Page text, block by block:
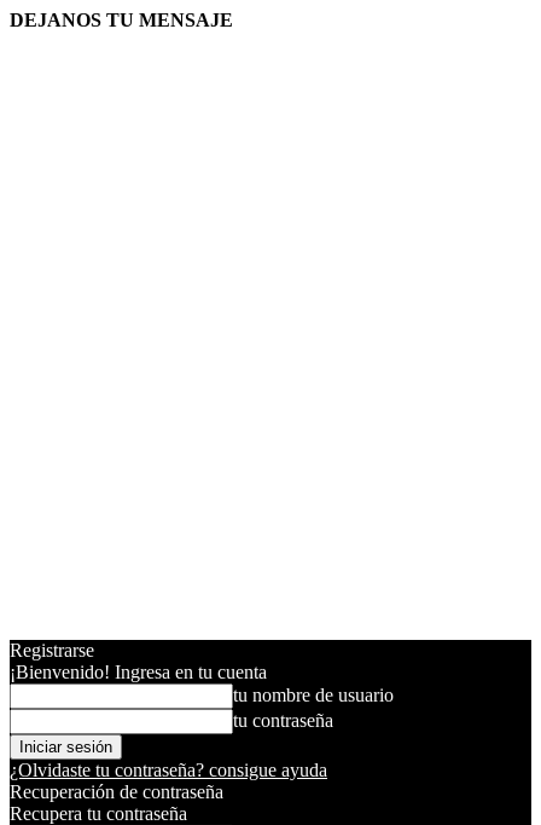
DEJANOS TU MENSAJE
Registrarse
¡Bienvenido! Ingresa en tu cuenta
tu nombre de usuario
tu contraseña
¿Olvidaste tu contraseña? consigue ayuda
Recuperación de contraseña
Recupera tu contraseña